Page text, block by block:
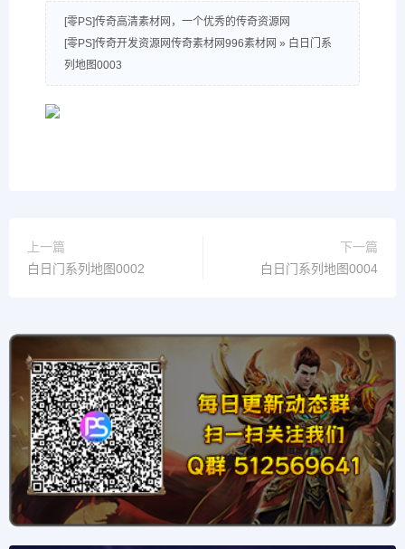
[零PS]传奇高清素材网，一个优秀的传奇资源网
[零PS]传奇开发资源网传奇素材网996素材网 » 白日门系
列地图0003
上一篇
白日门系列地图0002
下一篇
白日门系列地图0004